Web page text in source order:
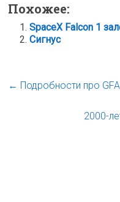
Похожее:
SpaceX Falcon 1
Сигнус
← Подробности про
2000-